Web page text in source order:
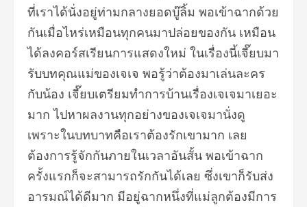
ที่เราได้นั่งอยู่ท่ามกลางยอดบู๊ลิ้ม พอเข้าฉากด้วย
กันเมื่อไหร่เหมือนทุกคนมาปล่อยของกัน เหมือน
ได้ลงคอร์สเรียนการแสดงใหม่ ในเรื่องนี้เจี๊ยบมา
รับบทคุณแม่ของเจเจ พอรู้ว่าต้องมาเล่นละคร
กับน้อง เจี๊ยบเตรียมทำการบ้านเรื่องเจเจมาเยอะ
มาก ไปหาผลงานทุกอย่างของเจเจมานั่งดู
เพราะในบทบาทคือเราต้องรักเขามาก เลย
ต้องการรู้จักกันภายในเวลาอันสั้น พอเข้าฉาก
ครั้งแรกก็จะสามารถรักกันได้เลย ซึ่งเขาก็รับส่ง
อารมณ์ได้ดีมาก มีอยู่ฉากหนึ่งที่แม่ลูกต้องมีการ